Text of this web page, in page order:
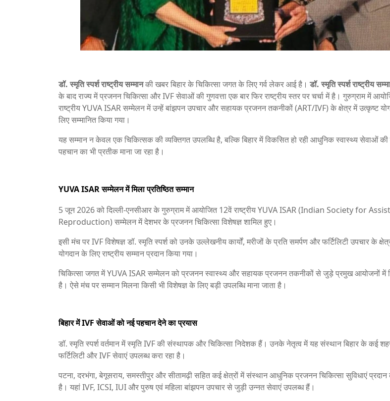
डॉ. स्मृति स्पर्श राष्ट्रीय सम्मानकी खबर बिहार के चिकित्सा जगत के लिए गर्व लेकर आई है।डॉ. स्मृति स्पर्श राष्ट्रीय
के बाद राज्य में प्रजनन चिकित्सा और IVF सेवाओं की गुणवत्ता एक बार फिर राष्ट्रीय स्तर पर चर्चा में है। गुरुग्राम में
राष्ट्रीय YUVA ISAR सम्मेलन में उन्हें बांझपन उपचार और सहायक प्रजनन तकनीकों (ART/IVF) के क्षेत्र में उत्कृष्ट
लिए सम्मानित किया गया।
यह सम्मान न केवल एक चिकित्सक की व्यक्तिगत उपलब्धि है, बल्कि बिहार में विकसित हो रही आधुनिक स्वास्थ्य सेवाओं की
पहचान का भी प्रतीक माना जा रहा है।
YUVA ISAR सम्मेलन में मिला प्रतिष्ठित सम्मान
5 जून 2026 को दिल्ली-एनसीआर के गुरुग्राम में आयोजित 12वें राष्ट्रीय YUVA ISAR (Indian Society for
Reproduction) सम्मेलन में देशभर के प्रजनन चिकित्सा विशेषज्ञ शामिल हुए।
इसी मंच पर IVF विशेषज्ञ डॉ. स्मृति स्पर्श को उनके उल्लेखनीय कार्यों, मरीजों के प्रति समर्पण और फर्टिलिटी उपचार के
योगदान के लिए राष्ट्रीय सम्मान प्रदान किया गया।
चिकित्सा जगत में YUVA ISAR सम्मेलन को प्रजनन स्वास्थ्य और सहायक प्रजनन तकनीकों से जुड़े प्रमुख आयोजनों में
है। ऐसे मंच पर सम्मान मिलना किसी भी विशेषज्ञ के लिए बड़ी उपलब्धि माना जाता है।
बिहार में IVF सेवाओं को नई पहचान देने का प्रयास
डॉ. स्मृति स्पर्श वर्तमान में स्मृति IVF की संस्थापक और चिकित्सा निदेशक हैं। उनके नेतृत्व में यह संस्थान बिहार के कई
फर्टिलिटी और IVF सेवाएं उपलब्ध करा रहा है।
पटना, दरभंगा, बेगूसराय, समस्तीपुर और सीतामढ़ी सहित कई क्षेत्रों में संस्थान आधुनिक प्रजनन चिकित्सा सुविधाएं प्रदान
है। यहां IVF, ICSI, IUI और पुरुष एवं महिला बांझपन उपचार से जुड़ी उन्नत सेवाएं उपलब्ध हैं।